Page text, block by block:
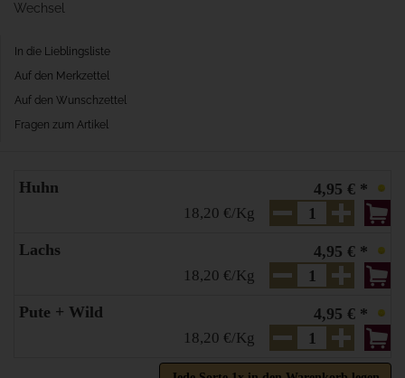
Wechsel
In die Lieblingsliste
Auf den Merkzettel
Auf den Wunschzettel
Fragen zum Artikel
Huhn 4,95 € *
18,20 €/Kg
Lachs 4,95 € *
18,20 €/Kg
Pute + Wild 4,95 € *
18,20 €/Kg